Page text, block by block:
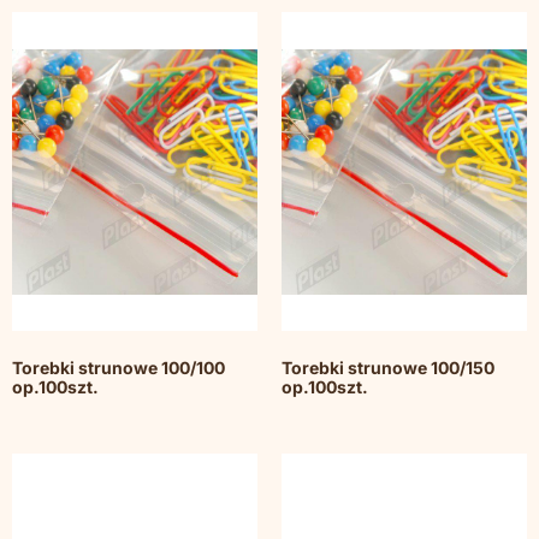
Torebki strunowe 100/100
op.100szt.
Torebki strunowe 100/150
op.100szt.